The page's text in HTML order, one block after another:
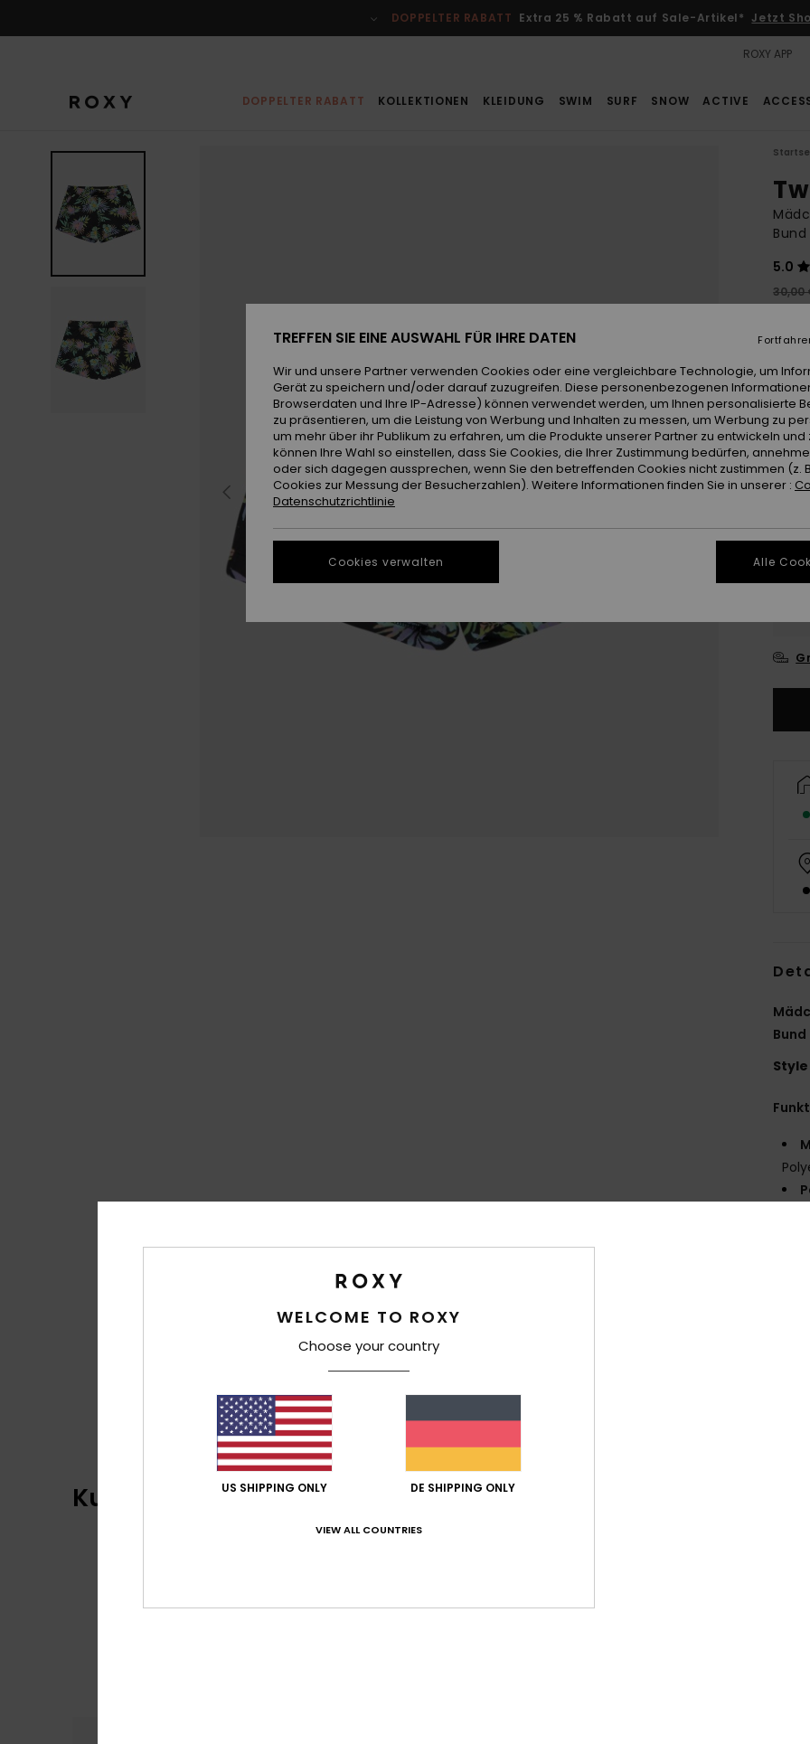
DOPPELTER RABATT Extra 25 % Rabatt auf Sale-Artikel* Jetzt
ROXY APP
DOPPELTER RABATT KOLLEKTIONEN KLEIDUNG SWIM SURF SNOW ACTIVE
Bund
5.0
30,00
SALE
4
Bund
Style
Kundenbewertungen
5.0
WELCOME TO ROXY
Choose your country
US SHIPPING ONLY DE SHIPPING ONLY
VIEW ALL COUNTRIES
TREFFEN SIE EINE AUSWAHL FÜR IHRE DATEN
Wir und unsere Partner verwenden Cookies oder eine vergleichbare Technologie, um
Gerät zu speichern und/oder darauf zuzugreifen. Diese personenbezogenen
Browserdaten und Ihre IP-Adresse) können verwendet werden, um Ihnen personalisierte
zu präsentieren, um die Leistung von Werbung und Inhalten zu messen, um Werbung zu
um mehr über ihr Publikum zu erfahren, um die Produkte unserer Partner zu entwickeln und
können Ihre Wahl so einstellen, dass Sie Cookies, die Ihrer Zustimmung bedürfen,
oder sich dagegen aussprechen, wenn Sie den betreffenden Cookies nicht zustimmen (z.
Cookies zur Messung der Besucherzahlen). Weitere Informationen finden Sie in unserer :
Datenschutzrichtlinie
Cookies verwalten Alle